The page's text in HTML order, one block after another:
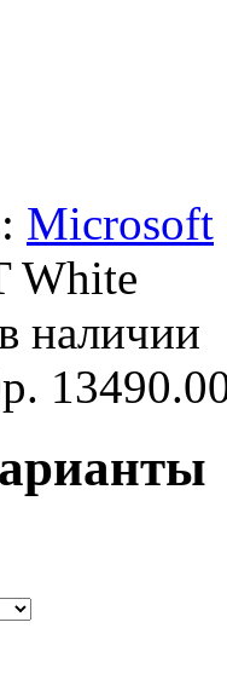
Microsoft
White
наличии